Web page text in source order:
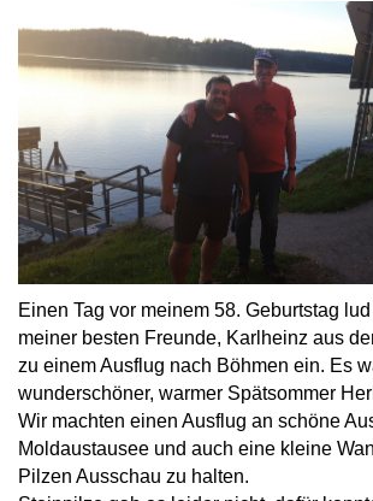
Einen Tag vor meinem 58. Geburtstag
meiner besten Freunde, Karlheinz aus
zu einem Ausflug nach Böhmen ein. Es
wunderschöner, warmer Spätsommer
Wir machten einen Ausflug an schöne
Moldaustausee und auch eine kleine
Pilzen Ausschau zu halten.